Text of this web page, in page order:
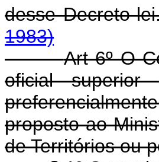
desse
1983)
Art 6º O
oficial superior
proposto ao
de Territórios ou